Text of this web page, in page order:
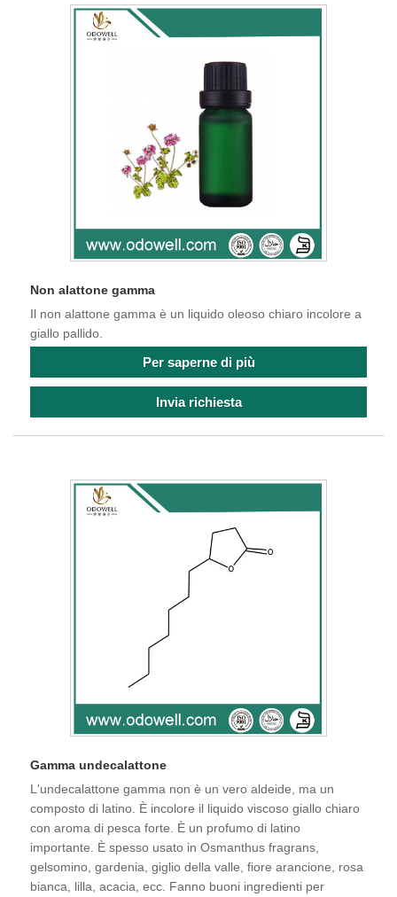
Non alattone gamma
Il non alattone gamma è un liquido oleoso chiaro incolore a
giallo pallido.
Per saperne di più
Invia richiesta
Gamma undecalattone
L'undecalattone gamma non è un vero aldeide, ma un
composto di latino. È incolore il liquido viscoso giallo chiaro
con aroma di pesca forte. È un profumo di latino
importante. È spesso usato in Osmanthus fragrans,
gelsomino, gardenia, giglio della valle, fiore arancione, rosa
bianca, lilla, acacia, ecc. Fanno buoni ingredienti per